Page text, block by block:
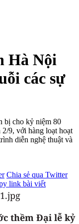
Hà Nội
các sự
bị cho kỷ niệm 80
9, với hàng loạt hoạt
diễn nghệ thuật và
Chia sẻ qua Twitter
link bài viết
thềm Đại lễ kỷ